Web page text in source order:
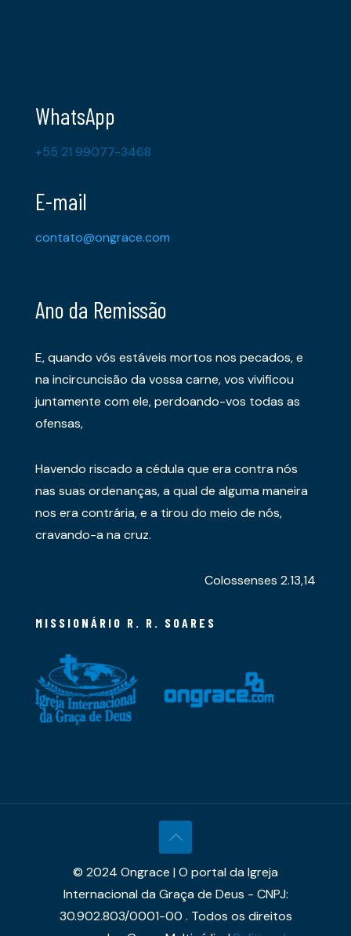
WhatsApp
+55 21 99077-3468
E-mail
contato@ongrace.com
Ano da Remissão
E, quando vós estáveis mortos nos pecados, e
na incircuncisão da vossa carne, vos vivificou
juntamente com ele, perdoando-vos todas as
ofensas,
Havendo riscado a cédula que era contra nós
nas suas ordenanças, a qual de alguma maneira
nos era contrária, e a tirou do meio de nós,
cravando-a na cruz.
Colossenses 2.13,14
MISSIONÁRIO R. R. SOARES
© 2024 Ongrace | O portal da Igreja
Internacional da Graça de Deus - CNPJ:
30.902.803/0001-00 . Todos os direitos